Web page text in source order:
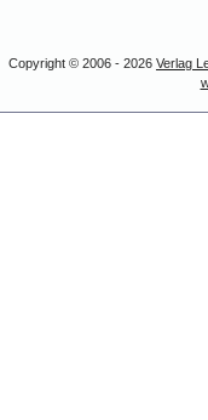
Copyright © 2006 - 2026 Verlag